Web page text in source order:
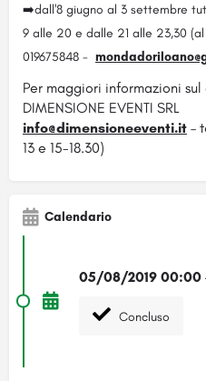
➡️dall'8 giugno al 3 settembre
9 alle 20 e dalle 21 alle 23,30
019675848 -
Per maggiori informazioni
DIMENSIONE EVENTI SRL
info@dimensioneeventi.it –
13 e 15-18.30)
Calendario
05/08/2019 00:00
Concluso